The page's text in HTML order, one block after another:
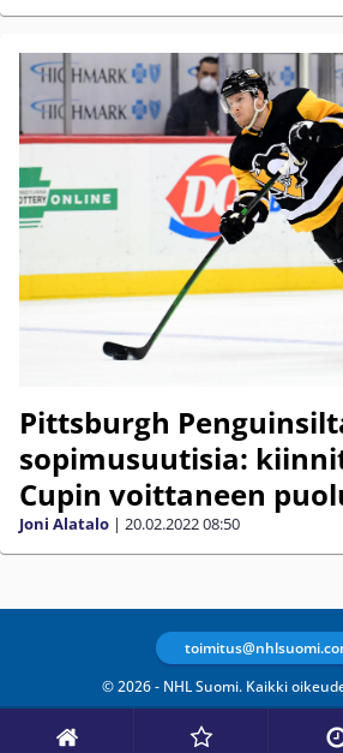
Pittsburgh
sopimusuutisia:
Cupin voittaneen
Joni Alatalo | 20.02.202208:50
© 2026 - NHL Suomi. Kaikki